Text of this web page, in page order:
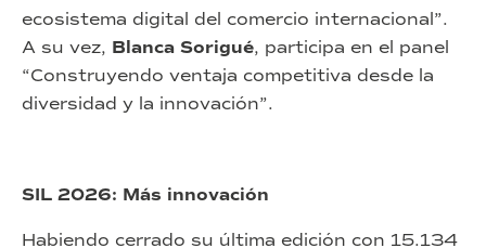
ecosistema digital del comercio internacional”.
A su vez, Blanca Sorigué, participa en el panel
“Construyendo ventaja competitiva desde la
diversidad y la innovación”.
SIL 2026: Más innovación
Habiendo cerrado su última edición con 15.134